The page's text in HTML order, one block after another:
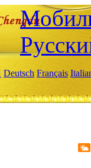
Deutsch Français